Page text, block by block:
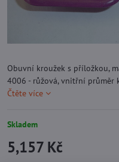
Obuvní kroužek s příložkou,
4006 - růžová, vnitřní průměr
Čtěte více
Skladem
5,157 Kč